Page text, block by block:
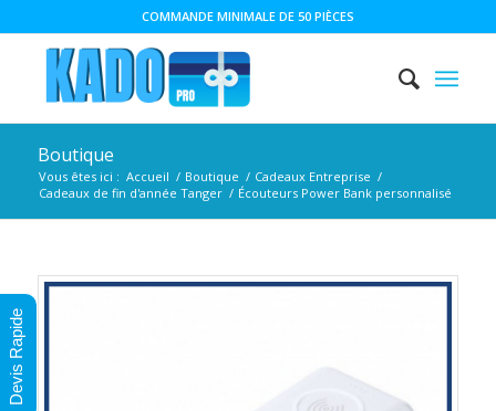
COMMANDE MINIMALE DE 50 PIÈCES
Boutique
Vous êtes ici : Accueil / Boutique / Cadeaux Entreprise /
Cadeaux de fin d'année Tanger / Écouteurs Power Bank personnalisé
Devis Rapide